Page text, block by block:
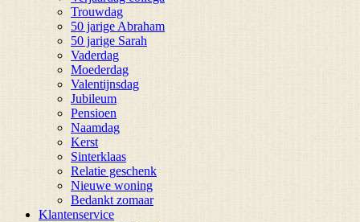
Trouwdag
50 jarige Abraham
50 jarige Sarah
Vaderdag
Moederdag
Valentijnsdag
Jubileum
Pensioen
Naamdag
Kerst
Sinterklaas
Relatie geschenk
Nieuwe woning
Bedankt zomaar
Klantenservice